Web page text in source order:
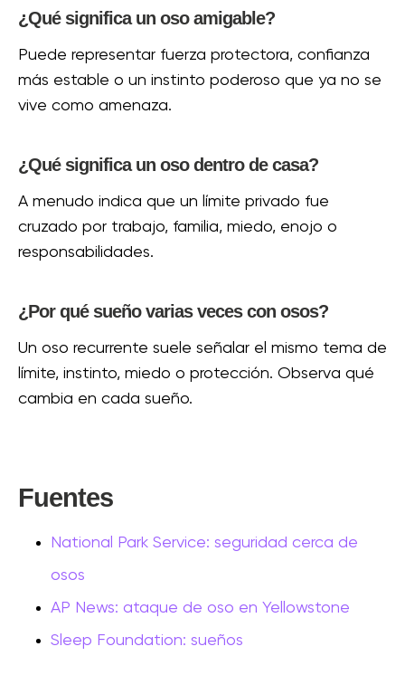
¿Qué significa un oso amigable?
Puede representar fuerza protectora, confianza
más estable o un instinto poderoso que ya no se
vive como amenaza.
¿Qué significa un oso dentro de casa?
A menudo indica que un límite privado fue
cruzado por trabajo, familia, miedo, enojo o
responsabilidades.
¿Por qué sueño varias veces con osos?
Un oso recurrente suele señalar el mismo tema de
límite, instinto, miedo o protección. Observa qué
cambia en cada sueño.
Fuentes
National Park Service: seguridad cerca de
osos
AP News: ataque de oso en Yellowstone
Sleep Foundation: sueños